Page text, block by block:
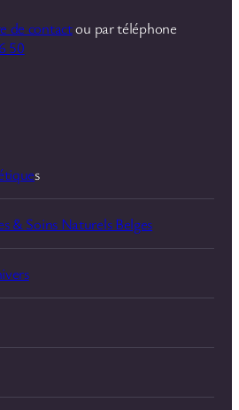
de contactou par téléphone
50
s
& Soins Naturels Belges